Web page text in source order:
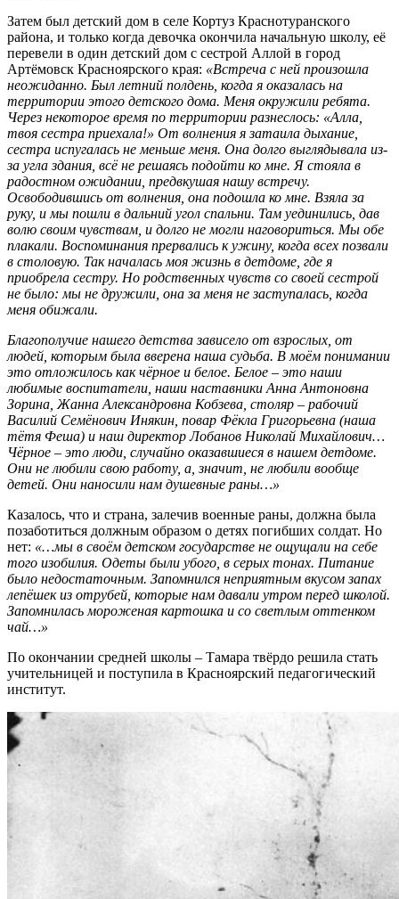
Затем был детский дом в селе Кортуз Краснотуранского
района, и только когда девочка окончила начальную школу, её
перевели в один детский дом с сестрой Аллой в город
Артёмовск Красноярского края: «Встреча с ней произошла
неожиданно. Был летний полдень, когда я оказалась на
территории этого детского дома. Меня окружили ребята.
Через некоторое время по территории разнеслось: «Алла,
твоя сестра приехала!» От волнения я затаила дыхание,
сестра испугалась не меньше меня. Она долго выглядывала из-
за угла здания, всё не решаясь подойти ко мне. Я стояла в
радостном ожидании, предвкушая нашу встречу.
Освободившись от волнения, она подошла ко мне. Взяла за
руку, и мы пошли в дальний угол спальни. Там уединились, дав
волю своим чувствам, и долго не могли наговориться. Мы обе
плакали. Воспоминания прервались к ужину, когда всех позвали
в столовую. Так началась моя жизнь в детдоме, где я
приобрела сестру. Но родственных чувств со своей сестрой
не было: мы не дружили, она за меня не заступалась, когда
меня обижали.
Благополучие нашего детства зависело от взрослых, от
людей, которым была вверена наша судьба. В моём понимании
это отложилось как чёрное и белое. Белое – это наши
любимые воспитатели, наши наставники Анна Антоновна
Зорина, Жанна Александровна Кобзева, столяр – рабочий
Василий Семёнович Инякин, повар Фёкла Григорьевна (наша
тётя Феша) и наш директор Лобанов Николай Михайлович…
Чёрное – это люди, случайно оказавшиеся в нашем детдоме.
Они не любили свою работу, а, значит, не любили вообще
детей. Они наносили нам душевные раны…»
Казалось, что и страна, залечив военные раны, должна была
позаботиться должным образом о детях погибших солдат. Но
нет: «…мы в своём детском государстве не ощущали на себе
того изобилия. Одеты были убого, в серых тонах. Питание
было недостаточным. Запомнился неприятным вкусом запах
лепёшек из отрубей, которые нам давали утром перед школой.
Запомнилась мороженая картошка и со светлым оттенком
чай…»
По окончании средней школы – Тамара твёрдо решила стать
учительницей и поступила в Красноярский педагогический
институт.